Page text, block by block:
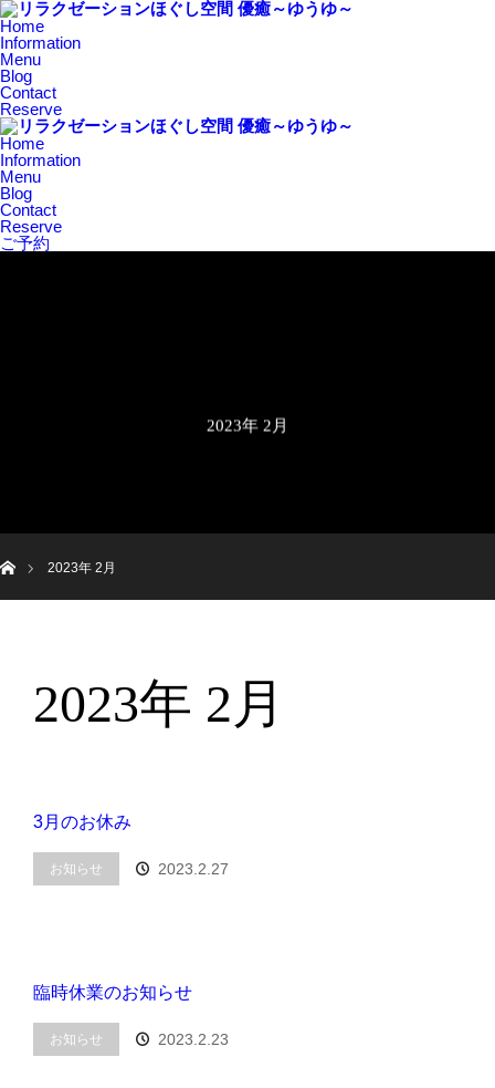
Home
Information
Menu
Blog
Contact
Reserve
Home
Information
Menu
Blog
Contact
Reserve
ご予約
2023年 2月
2023年 2月
2023年 2月
3月のお休み
お知らせ 2023.2.27
臨時休業のお知らせ
お知らせ 2023.2.23